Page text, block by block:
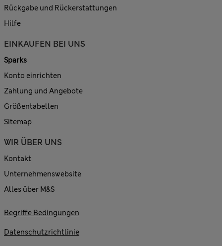
Rückgabe und Rückerstattungen
Hilfe
EINKAUFEN BEI UNS
Sparks
Konto einrichten
Zahlung und Angebote
Größentabellen
Sitemap
WIR ÜBER UNS
Kontakt
Unternehmenswebsite
Alles über M&S
Begriffe Bedingungen
Datenschutzrichtlinie